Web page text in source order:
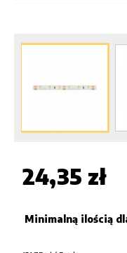
24,35 zł
Minimalną ilością